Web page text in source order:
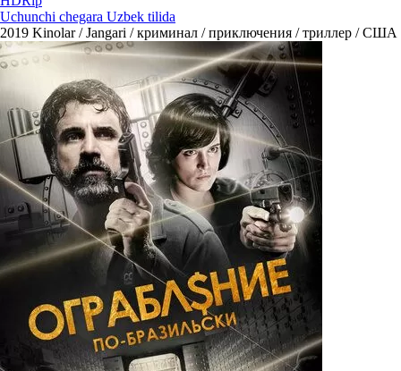
Uchunchi chegara Uzbek tilida
2019 Kinolar / Jangari / криминал / приключения / триллер / США